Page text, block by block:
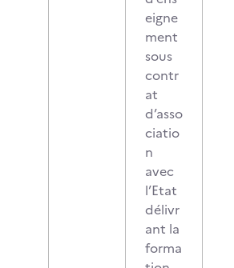
eigne
ment
sous
contr
at
d’asso
ciatio
n
avec
l’Etat
délivr
ant la
forma